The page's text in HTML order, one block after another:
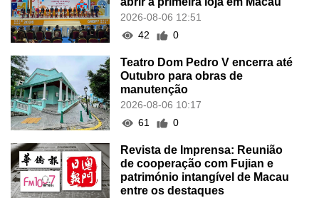
2026-08-06 12:51
42
0
Teatro Dom Pedro V encerra até
Outubro para obras de
manutenção
2026-08-06 10:17
61
0
Revista de Imprensa: Reunião
de cooperação com Fujian e
património intangível de Macau
entre os destaques